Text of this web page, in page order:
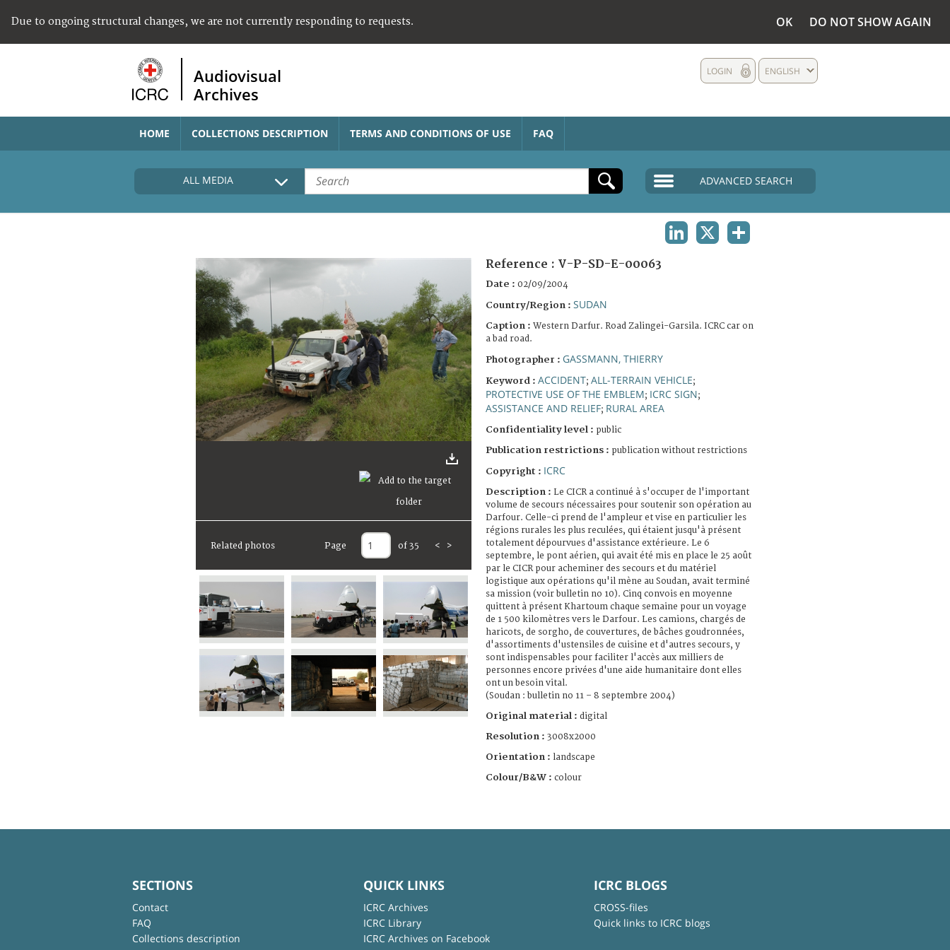
Due to ongoing structural changes, we are not currently responding to requests. OK DO NOT SHOW AGAIN
Audiovisual
Archives
ENGLISH
LOGIN
HOME COLLECTIONS DESCRIPTION TERMS AND CONDITIONS OF USE FAQ
ALL MEDIA ADVANCED SEARCH
Related photos Page of 35 < >
Reference : V-P-SD-E-00063
Date : 02/09/2004
Country/Region : SUDAN
Caption : Western Darfur. Road Zalingei-Garsila. ICRC car on
a bad road.
Photographer : GASSMANN, THIERRY
Keyword : ACCIDENT; ALL-TERRAIN VEHICLE;
PROTECTIVE USE OF THE EMBLEM; ICRC SIGN;
ASSISTANCE AND RELIEF; RURAL AREA
Confidentiality level : public
Publication restrictions : publication without restrictions
Copyright : ICRC
Description : Le CICR a continué à s'occuper de l'important
volume de secours nécessaires pour soutenir son opération au
Darfour. Celle-ci prend de l'ampleur et vise en particulier les
régions rurales les plus reculées, qui étaient jusqu'à présent
totalement dépourvues d'assistance extérieure. Le 6
septembre, le pont aérien, qui avait été mis en place le 25 août
par le CICR pour acheminer des secours et du matériel
logistique aux opérations qu'il mène au Soudan, avait terminé
sa mission (voir bulletin no 10). Cinq convois en moyenne
quittent à présent Khartoum chaque semaine pour un voyage
de 1 500 kilomètres vers le Darfour. Les camions, chargés de
haricots, de sorgho, de couvertures, de bâches goudronnées,
d'assortiments d'ustensiles de cuisine et d'autres secours, y
sont indispensables pour faciliter l'accès aux milliers de
personnes encore privées d'une aide humanitaire dont elles
ont un besoin vital.
(Soudan : bulletin no 11 – 8 septembre 2004)
Original material : digital
Resolution : 3008x2000
Orientation : landscape
Colour/B&W : colour
SECTIONS
Contact
FAQ
Collections description
QUICK LINKS
ICRC Archives
ICRC Library
ICRC Archives on Facebook
ICRC BLOGS
CROSS-files
Quick links to ICRC blogs